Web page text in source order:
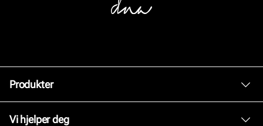
Produkter
Vi hjelper deg